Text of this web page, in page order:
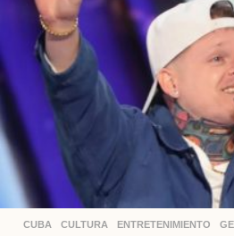
CUBA ,CULTURA ,ENTRETENIMIENTO ,